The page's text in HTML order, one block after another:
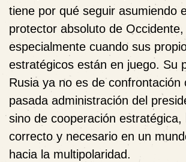
tiene por qué seguir asumiendo
protector absoluto de Occidente,
especialmente cuando sus
estratégicos están en juego. Su
Rusia ya no es de confrontación
pasada administración del
sino de cooperación estratégica,
correcto y necesario en un
hacia la multipolaridad.